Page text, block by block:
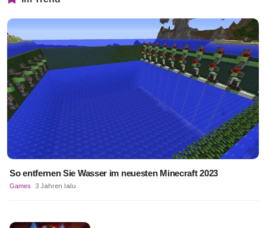
So entfernen Sie Wasser im neuesten Minecraft 2023
Games 3 Jahren lalu